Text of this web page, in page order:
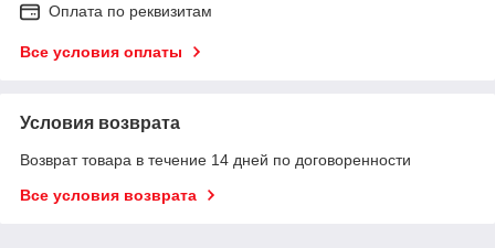
Оплата по реквизитам
Все условия оплаты
Условия возврата
Возврат товара в течение 14 дней по договоренности
Все условия возврата